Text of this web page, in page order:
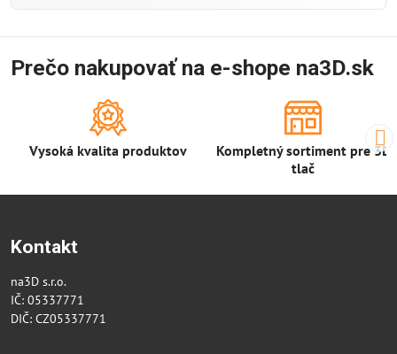
Prečo nakupovať na e-shope na3D.sk
Vysoká kvalita produktov
Kompletný sortiment pre 3D
tlač
Kontakt
na3D s.r.o.
IČ: 05337771
DIČ: CZ05337771